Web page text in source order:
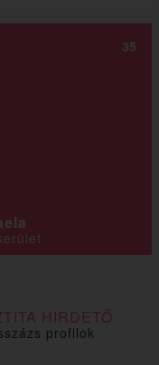
35
HIRDETŐ
profilok